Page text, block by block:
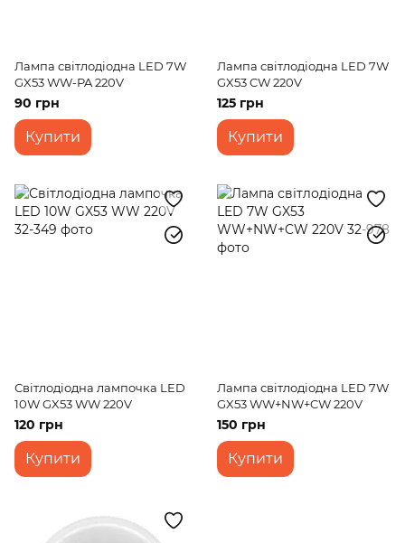
Лампа світлодіодна LED 7W
GX53 WW-PA 220V
90 грн
Купити
Лампа світлодіодна LED 7W
GX53 CW 220V
125 грн
Купити
Світлодіодна лампочка LED
10W GX53 WW 220V
120 грн
Купити
Лампа світлодіодна LED 7W
GX53 WW+NW+CW 220V
150 грн
Купити